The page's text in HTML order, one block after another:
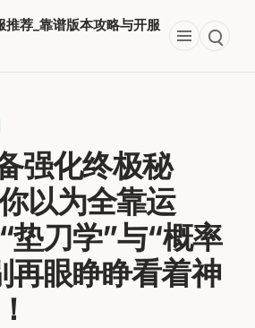
推荐_靠谱版本攻略与开服
强化终极秘
以为全靠运
垫刀学”与“概率
再眼睁睁看着神